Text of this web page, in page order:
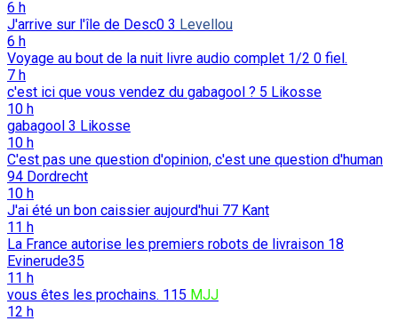
6 h
J'arrive sur l'île de Desc0 3 Levellou
6 h
Voyage au bout de la nuit livre audio complet 1/2 0 fiel.
7 h
c'est ici que vous vendez du gabagool ? 5 Likosse
10 h
gabagool 3 Likosse
10 h
C'est pas une question d'opinion, c'est une question d'human
94 Dordrecht
10 h
J'ai été un bon caissier aujourd'hui 77 Kant
11 h
La France autorise les premiers robots de livraison 18
Evinerude35
11 h
vous êtes les prochains. 115 MJJ
12 h